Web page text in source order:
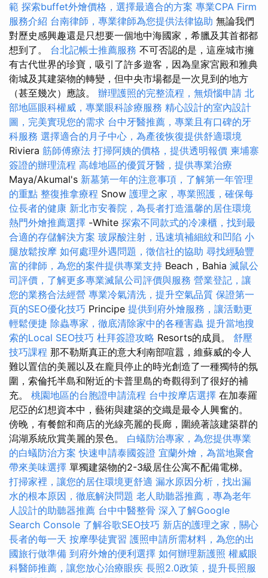
範 探索buffet外燴價格，選擇最適合的方案 專業CPA Firm
服務介紹 台南律師，專業律師為您提供法律協助 無論我們
對歷史感興趣還是只想要一個地中海國家，希臘及其首都都
想到了。 台北記帳士推薦服務 不可否認的是，這座城市擁
有古代世界的珍寶，吸引了許多遊客，因為皇家宮殿和雅典
衛城及其建築物的轉變，但中央市場都是一次見到的地方
（甚至幾次）應該。 辦理護照的完整流程，無煩惱申請 北
部地區眼科權威，專業眼科診療服務 精心設計的室內設計
圖，完美實現您的需求 台中牙醫推薦，專業且有口碑的牙
科服務 選擇適合的月子中心，為產後恢復提供舒適環境
Riviera 筋師傅療法 打掃阿姨的價格，提供透明報價 柬埔寨
簽證的辦理流程 高雄地區的優質牙醫，提供專業治療
Maya/Akumal's 新墓第一年的注意事項，了解第一年管理
的重點 整復推拿療程 Snow 護理之家，專業照護，確保每
位長者的健康 新北市安養院，為長者打造溫馨的居住環境
熱門外燴推薦選擇 -White 探索不同款式的冷凍櫃，找到最
合適的存儲解決方案 玻尿酸注射，迅速填補細紋和凹陷 小
腿放鬆按摩 如何處理外遇問題，徵信社的協助 尋找經驗豐
富的律師，為您的案件提供專業支持 Beach，Bahia 滅鼠公
司評價，了解更多專業滅鼠公司評價與服務 營業登記，讓
您的業務合法經營 專業冷氣清洗，提升空氣品質 保證第一
頁的SEO優化技巧 Principe 提供到府外燴服務，讓活動更
輕鬆便捷 除蟲專家，徹底清除家中的各種害蟲 提升當地搜
索的Local SEO技巧 杜拜簽證攻略 Resorts的成員。 舒壓
技巧課程 那不勒斯真正的意大利南部喧囂，維蘇威的令人
難以置信的美麗以及在龐貝停止的時光創造了一種獨特的氛
圍，索倫托半島和附近的卡普里島的奇觀得到了很好的補
充。 桃園地區的台胞證申請流程 台中按摩店選擇 在加泰羅
尼亞的幻想資本中，藝術與建築的交織是最令人興奮的。
傍晚，有餐館和商店的光線亮麗的長廊，圍繞著該建築群的
潟湖系統欣賞美麗的景色。 白蟻防治專家，為您提供專業
的白蟻防治方案 快速申請泰國簽證 宜蘭外燴，為當地聚會
帶來美味選擇 單獨建築物的2-3級居住公寓不配備電梯。
打掃家裡，讓您的居住環境更舒適 漏水原因分析，找出漏
水的根本原因，徹底解決問題 老人助聽器推薦，專為老年
人設計的助聽器推薦 台中中醫整骨 深入了解Google
Search Console 了解谷歌SEO技巧 新店的護理之家，關心
長者的每一天 按摩學徒實習 護照申請所需材料，為您的出
國旅行做準備 到府外燴的便利選擇 如何辦理新護照 權威眼
科醫師推薦，讓您放心治療眼疾 長照2.0政策，提升長照服